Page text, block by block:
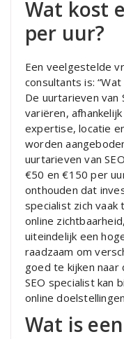
Wat kost
per uur?
Een veelgestelde
consultants is:
De uurtarieven van
variëren,
expertise, locatie
worden
uurtarieven van
€50 en €150 per
onthouden dat
specialist zich
online
uiteindelijk een
raadzaam om
goed te kijken
SEO specialist kan
online
Wat is